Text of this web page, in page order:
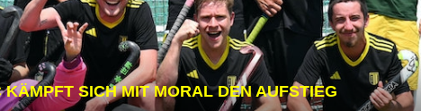
SICH MIT MORAL DEN AUFSTIEG